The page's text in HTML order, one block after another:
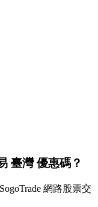
臺灣 優惠碼？
網路股票交